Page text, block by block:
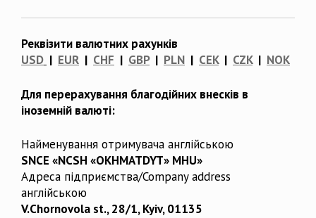
Реквізити валютних рахунків
USD | EUR | CHF | GBP| PLN | CEK| CZK| NOK
Для перерахування благодійних внесків в
іноземній валюті:
Найменування отримувача англійською
SNCE «NCSH «OKHMATDYT» MHU»
Адреса підприємства/Company address
англійською
V.Chornovola st., 28/1, Kyiv, 01135